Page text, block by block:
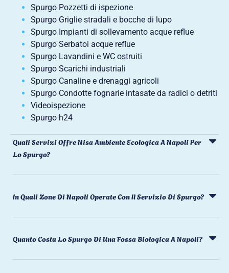
Spurgo Pozzetti di ispezione
Spurgo Griglie stradali e bocche di lupo
Spurgo Impianti di sollevamento acque reflue
Spurgo Serbatoi acque reflue
Spurgo Lavandini e WC ostruiti
Spurgo Scarichi industriali
Spurgo Canaline e drenaggi agricoli
Spurgo Condotte fognarie intasate da radici o detriti
Videoispezione
Spurgo h24
Quali Servizi Offre Nisa Ambiente Ecologica A Napoli Per
Lo Spurgo?
In Quali Zone Di Napoli Operate Con Il Servizio Di Spurgo?
Quanto Costa Lo Spurgo Di Una Fossa Biologica A Napoli?